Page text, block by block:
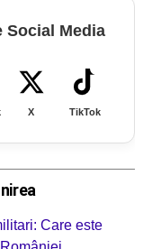
Social Media
X TikTok
Care este